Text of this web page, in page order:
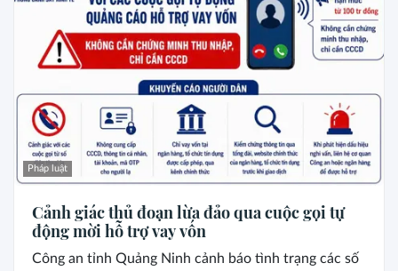
Pháp luật
Cảnh giác thủ đoạn lừa đảo qua cuộc gọi tự
động mời hỗ trợ vay vốn
Công an tỉnh Quảng Ninh cảnh báo tình trạng các số